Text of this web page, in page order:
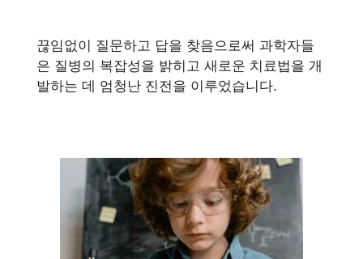
끊임없이 질문하고 답을 찾음으로써 과학자들
은 질병의 복잡성을 밝히고 새로운 치료법을 개
발하는 데 엄청난 진전을 이루었습니다.